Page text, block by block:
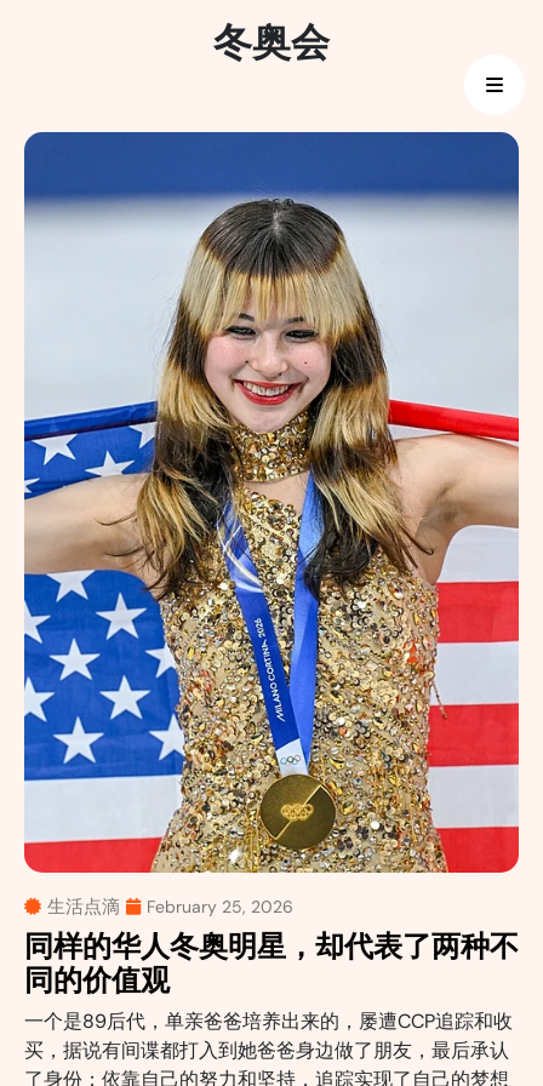
冬奥会
生活点滴 February 25, 2026
同样的华人冬奥明星，却代表了两种不
同的价值观
一个是89后代，单亲爸爸培养出来的，屡遭CCP追踪和收
买，据说有间谍都打入到她爸爸身边做了朋友，最后承认
了身份；依靠自己的努力和坚持，追踪实现了自己的梦想